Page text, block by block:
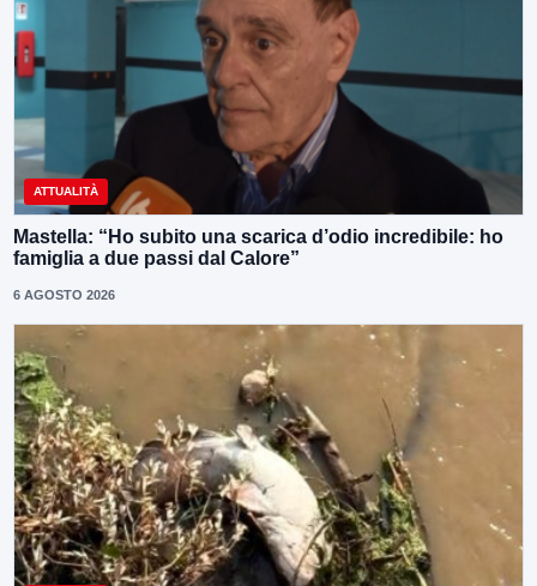
ATTUALITÀ
Mastella: “Ho subito una scarica d’odio incredibile: ho
famiglia a due passi dal Calore”
6 AGOSTO 2026